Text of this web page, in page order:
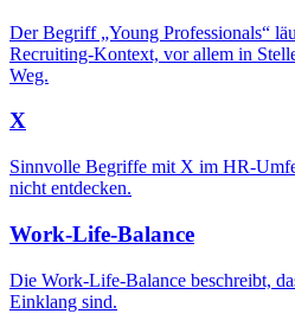
Der Begriff „Young Professionals“
Recruiting-Kontext, vor allem in
Weg.
X
Sinnvolle Begriffe mit X im HR-
nicht entdecken.
Work-Life-Balance
Die Work-Life-Balance beschreibt,
Einklang sind.